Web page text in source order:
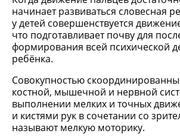
начинает развиваться словесная
у детей совершенствуется
что подготавливает почву для
формирования всей психической
ребёнка.
Совокупностью
костной, мышечной и нервной
выполнении мелких и точных
и кистями рук в сочетании со
называют мелкую моторику.